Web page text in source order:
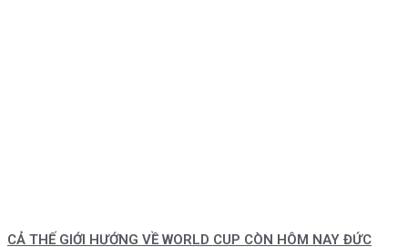
CẢ THẾ GIỚI HƯỚNG VỀ WORLD CUP CÒN HÔM NAY ĐỨC